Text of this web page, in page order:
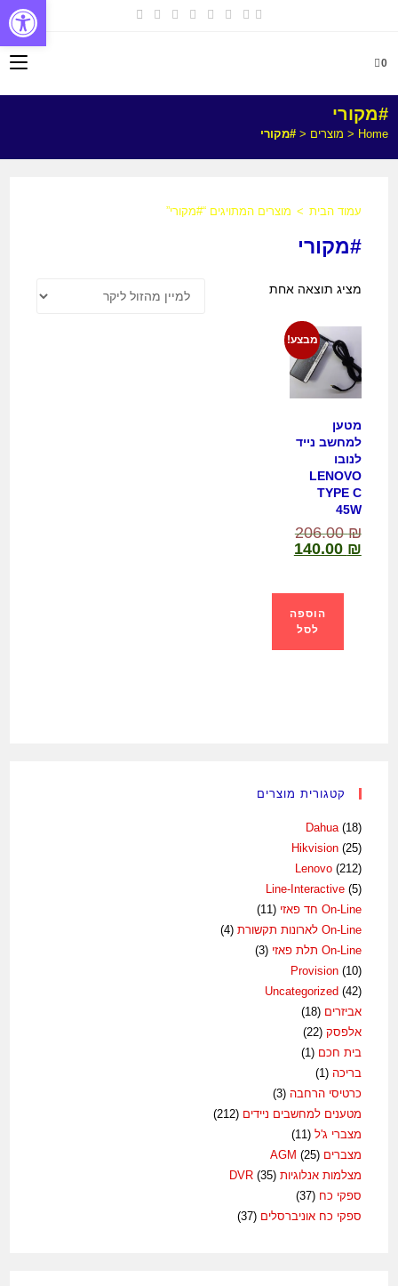
0
#מקורי
Home
< מוצרים <#מקורי
עמוד הבית > מוצרים המתויגים “#מקורי”
#מקורי
מציג תוצאה אחת
מבצע!
מטען
למחשב נייד
לנובו
LENOVO
TYPE C
45W
206.00₪
140.00 ₪
הוספה
לסל
קטגורית מוצרים
Dahua (18)
Hikvision (25)
Lenovo (212)
Line-Interactive (5)
On-Line חד פאזי
(11)
On-Line לארונות תקשורת
(4)
On-Line תלת פאזי
(3)
Provision (10)
Uncategorized (42)
אביזרים (18)
אלפסק (22)
בית חכם (1)
בריכה (1)
כרטיסי הרחבה (3)
מטענים למחשבים ניידים (212)
מצברי ג'ל (11)
מצברים AGM(25)
מצלמות אנלוגיות DVR(35)
ספקי כח (37)
ספקי כח אוניברסלים (37)